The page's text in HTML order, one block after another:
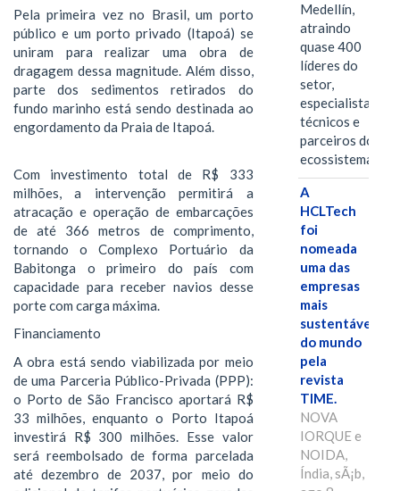
Pela primeira vez no Brasil, um porto
público e um porto privado (Itapoá) se
uniram para realizar uma obra de
dragagem dessa magnitude. Além disso,
parte dos sedimentos retirados do
fundo marinho está sendo destinada ao
engordamento da Praia de Itapoá.
Com investimento total de R$ 333
milhões, a intervenção permitirá a
atracação e operação de embarcações
de até 366 metros de comprimento,
tornando o Complexo Portuário da
Babitonga o primeiro do país com
capacidade para receber navios desse
porte com carga máxima.
Financiamento
A obra está sendo viabilizada por meio
de uma Parceria Público-Privada (PPP):
o Porto de São Francisco aportará R$
33 milhões, enquanto o Porto Itapoá
investirá R$ 300 milhões. Esse valor
será reembolsado de forma parcelada
até dezembro de 2037, por meio do
Medellín,
atraindo
quase 400
líderes do
setor,
especialistas
técnicos e
parceiros do
ecossistema.…
A
HCLTech
foi
nomeada
uma das
empresas
mais
sustentáveis
do mundo
pela
revista
TIME.
NOVA
IORQUE e
NOIDA,
Índia, sÃ¡b,